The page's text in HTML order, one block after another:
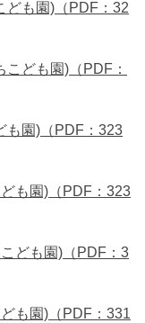
ども園)（PDF：32
ども園)（PDF：
も園)（PDF：323
も園)（PDF：323
ども園)（PDF：3
も園)（PDF：331